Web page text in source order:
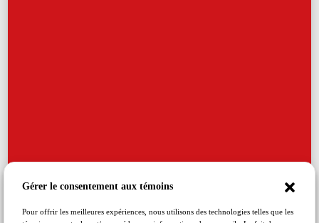
Gérer le consentement aux témoins
Pour offrir les meilleures expériences, nous utilisons des technologies telles que les